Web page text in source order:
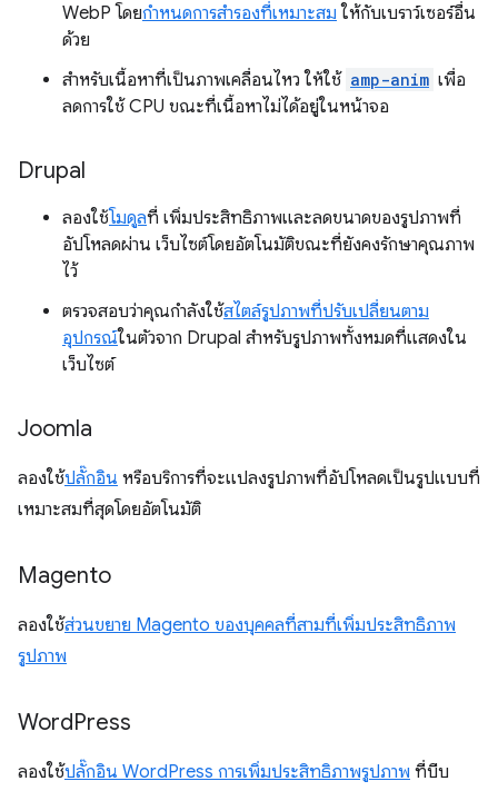
WebP โดยกำหนดการสำรองที่เหมาะสม ให้กับเบราว์เซอร์อื่น
ด้วย
สำหรับเนื้อหาที่เป็นภาพเคลื่อนไหว ให้ใช้ amp-anim เพื่อ
ลดการใช้ CPU ขณะที่เนื้อหาไม่ได้อยู่ในหน้าจอ
Drupal
ลองใช้โมดูลที่ เพิ่มประสิทธิภาพและลดขนาดของรูปภาพที่
อัปโหลดผ่าน เว็บไซต์โดยอัตโนมัติขณะที่ยังคงรักษาคุณภาพ
ไว้
ตรวจสอบว่าคุณกำลังใช้สไตล์รูปภาพที่ปรับเปลี่ยนตาม
อุปกรณ์ในตัวจาก Drupal สำหรับรูปภาพทั้งหมดที่แสดงใน
เว็บไซต์
Joomla
ลองใช้ปลั๊กอิน หรือบริการที่จะแปลงรูปภาพที่อัปโหลดเป็นรูปแบบที่
เหมาะสมที่สุดโดยอัตโนมัติ
Magento
ลองใช้ส่วนขยาย Magento ของบุคคลที่สามที่เพิ่มประสิทธิภาพ
รูปภาพ
WordPress
ลองใช้ปลั๊กอิน WordPress การเพิ่มประสิทธิภาพรูปภาพ ที่บีบ